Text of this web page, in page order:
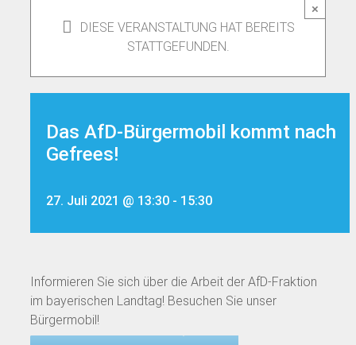
×
DIESE VERANSTALTUNG HAT BEREITS
STATTGEFUNDEN.
Das AfD-Bürgermobil kommt nach
Gefrees!
27. Juli 2021 @ 13:30 - 15:30
Informieren Sie sich über die Arbeit der AfD-Fraktion
im bayerischen Landtag! Besuchen Sie unser
Bürgermobil!